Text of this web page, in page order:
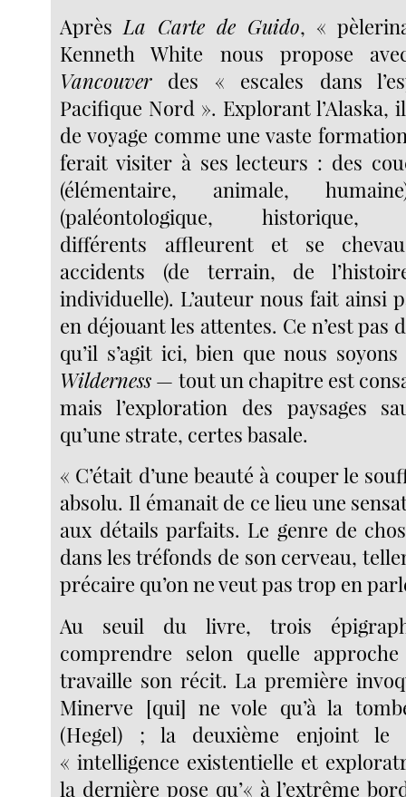
Après La Carte de Guido, «
Kenneth White nous propose
Vancouverdes « escales dans
Pacifique Nord ». Explorant l’Alaska,
de voyage comme une vaste
ferait visiter à ses lecteurs : des
(élémentaire, animale,
(paléontologique, historique,
différents affleurent et se
accidents (de terrain, de
individuelle). L’auteur nous fait ainsi
en déjouant les attentes. Ce n’est pas
qu’il s’agit ici, bien que nous
Wilderness — tout un chapitre est
mais l’exploration des paysages
qu’une strate, certes basale.
« C’était d’une beauté à couper le
absolu. Il émanait de ce lieu une
aux détails parfaits. Le genre de
dans les tréfonds de son cerveau,
précaire qu’on ne veut pas trop en
Au seuil du livre, trois
comprendre selon quelle
travaille son récit. La première
Minerve [qui] ne vole qu’à la
(Hegel) ; la deuxième enjoint le
« intelligence existentielle et
la dernière pose qu’« à l’extrême